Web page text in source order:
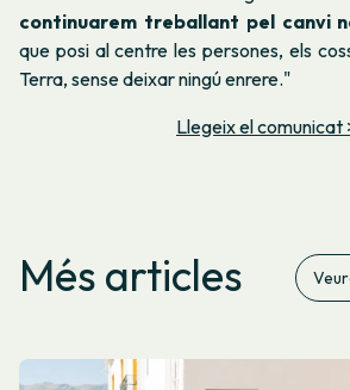
continuarem treballant pel canvi
que posi al centre les persones, els
Terra, sense deixar ningú enrere."
Llegeix el comunicat
Més articles